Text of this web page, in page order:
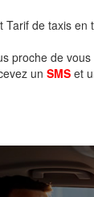
de taxis
proche de vous
un SMS et